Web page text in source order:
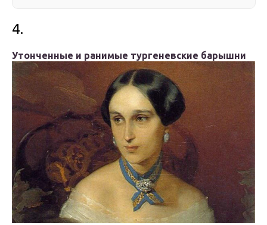
4.
Утонченные и ранимые тургеневские барышни